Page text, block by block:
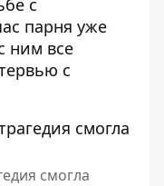
с
парня уже
ним все
с
смогла